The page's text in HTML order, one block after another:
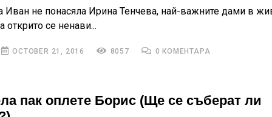
Иван не понасяла Ирина Тенчева, най-важните дами в
открито се ненави...
OCTOBER 21, 2016 8057 0 КОМЕНТАРА
пак оплете Борис (Ще се съберат ли